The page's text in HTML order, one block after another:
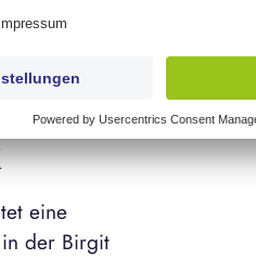
eine
der Birgit